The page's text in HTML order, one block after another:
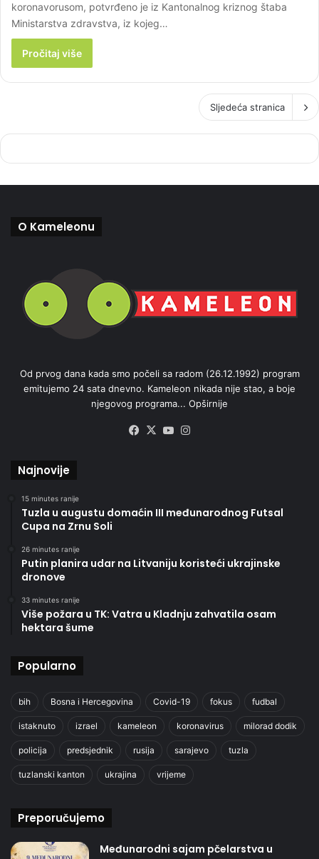
koronavorusom, potvrđeno je iz Kantonalnog kriznog štaba
Ministarstva zdravstva, iz kojeg…
Pročitaj više
Sljedeća stranica
O Kameleonu
Od prvog dana kada smo počeli sa radom (26.12.1992) program
emitujemo 24 sata dnevno. Kameleon nikada nije stao, a boje
njegovog programa... Opširnije
Facebook
X YouTube
Najnovije
15 minutes ranije
Tuzla u augustu domaćin III međunarodnog Futsal
Cupa na Zrnu Soli
26 minutes ranije
Putin planira udar na Litvaniju koristeći ukrajinske
dronove
33 minutes ranije
Više požara u TK: Vatra u Kladnju zahvatila osam
hektara šume
Popularno
bih Bosna i Hercegovina Covid-19 fokus fudbal
istaknuto izrael kameleon koronavirus milorad dodik
policija predsjednik rusija sarajevo tuzla
tuzlanski kanton ukrajina vrijeme
Preporučujemo
Međunarodni sajam pčelarstva u